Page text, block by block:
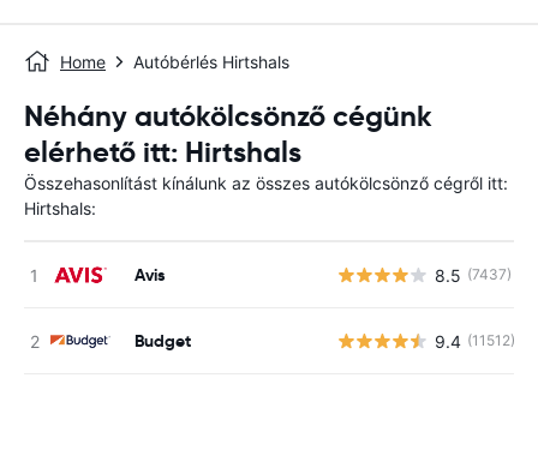
Home Autóbérlés Hirtshals
Néhány autókölcsönző cégünk
elérhető itt: Hirtshals
Összehasonlítást kínálunk az összes autókölcsönző cégről itt:
Hirtshals:
Avis 8.5 (7437)
Budget 9.4 (11512)